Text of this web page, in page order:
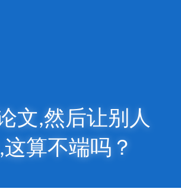
文,然后让别人
算不端吗？